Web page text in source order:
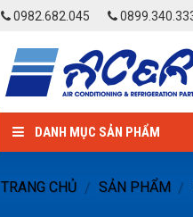
0982.682.045
DANH MỤC SẢN PHẨM
TRANG CHỦ / SẢN PHẨM /